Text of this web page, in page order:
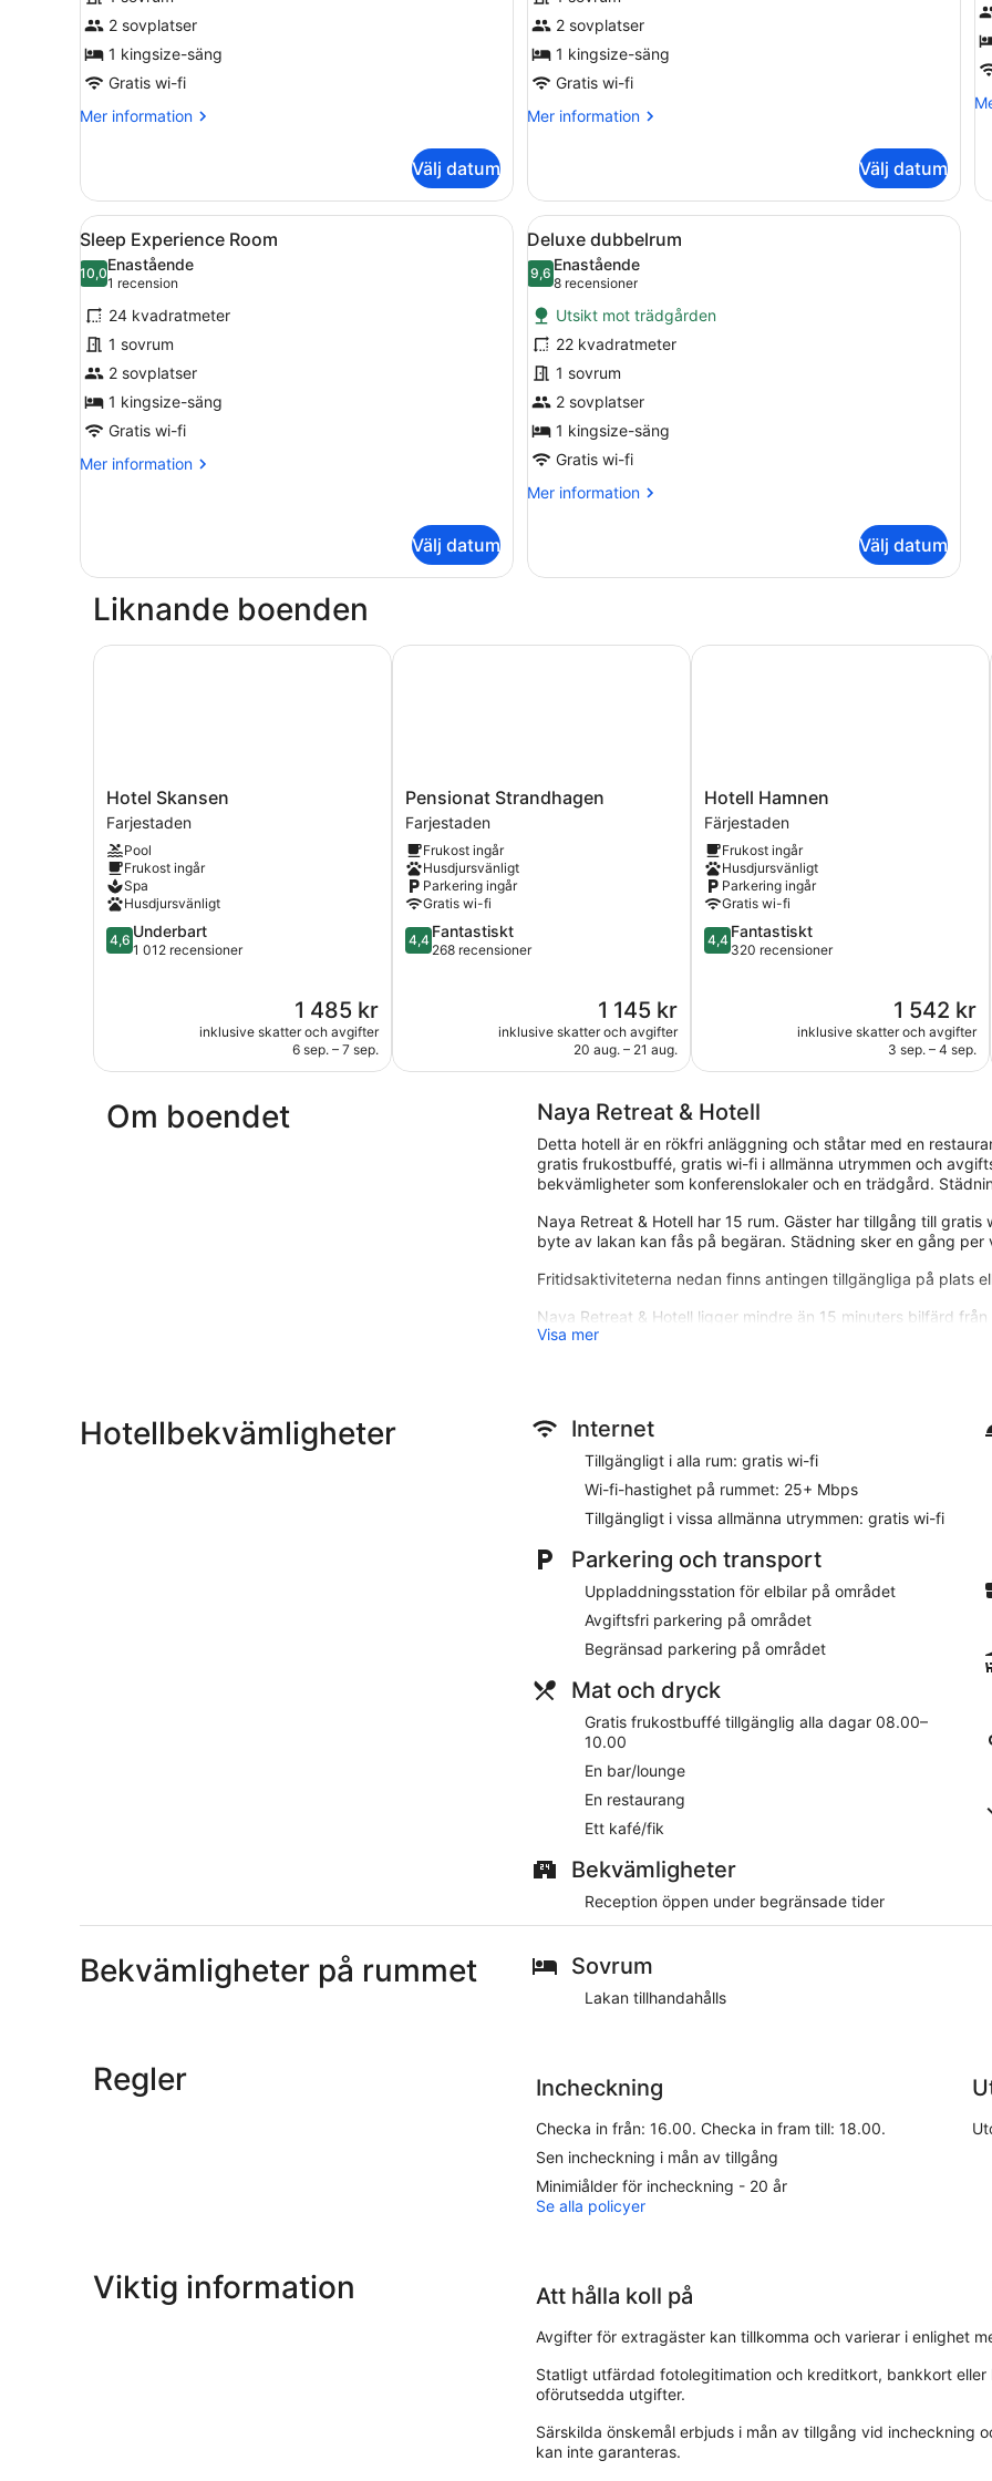
dubbelrum
2 sovplatser
1 kingsize-säng
Gratis wi-fi
Mer information
Mer
dubbelrum
Välj datum
dubbelrum
-
utsikt
mot
innergården
2 sovplatser
1 kingsize-säng
Gratis wi-fi
Mer information
Mer
dubbelrum
utsikt
innergården
Välj datum
-
Öppna
alla
foton
för
Sleep
Experience
Room
Ett sovrum med en stor säng, ett nattduksbord, ett element och utsikt över omgivningen.
3
Sleep Experience Room
10,010,0 av 10
Enastående
1 recension
(1 recension)
24 kvadratmeter
1 sovrum
2 sovplatser
1 kingsize-säng
Gratis wi-fi
Mer information
Mer
Room
Välj datum
Öppna
alla
foton
för
Deluxe
dubbelrum
En person sitter på en säng med
2
Deluxe dubbelrum
9,69,6 av 10
Enastående
8 recensioner
(8 recensioner)
Utsikt mot trädgården
22 kvadratmeter
1 sovrum
2 sovplatser
1 kingsize-säng
Gratis wi-fi
Mer information
Mer
dubbelrum
Välj datum
Liknande boenden
Hotel
Skansen
Farjestaden
Hotel Skansen
Farjestaden
Pool
Frukost ingår
Spa
Husdjursvänligt
4.6
av
4,6 Underbart
1 012 recensioner
Priset
är
1 485 kr
1 485 kr
inklusive skatter och avgifter
6 sep. – 7 sep.
Hotel Skansen
Pensionat
Strandhagen
Farjestaden
Pensionat Strandhagen
Farjestaden
Frukost ingår
Husdjursvänligt
Parkering ingår
Gratis wi-fi
4.4
av
4,4 Fantastiskt
268 recensioner
Priset
är
1 145 kr
1 145 kr
inklusive skatter och avgifter
20 aug. – 21 aug.
Pensionat Strandhagen
Hotell
Hamnen
Färjestaden
Hotell Hamnen
Färjestaden
Frukost ingår
Husdjursvänligt
Parkering ingår
Gratis wi-fi
4.4
av
4,4 Fantastiskt
320 recensioner
Priset
är
1 542 kr
1 542 kr
inklusive skatter och avgifter
3 sep. – 4 sep.
Hotell Hamnen
Om boendet Naya Retreat & Hotell
Detta hotell är en rökfri anläggning och ståtar med en
gratis frukostbuffé, gratis wi-fi i allmänna utrymmen och
bekvämligheter som konferenslokaler och en trädgård.
Naya Retreat & Hotell har 15 rum. Gäster har tillgång till
byte av lakan kan fås på begäran. Städning sker en gång per
Fritidsaktiviteterna nedan finns antingen tillgängliga på plats
Naya Retreat & Hotell ligger mindre än 15 minuters bilfärd
rum ståtar med gratis frukost, gratis wi-fi på rummet och
restaurangen och ta en drink i deras bar. Ladda med energi
Gäster på Naya Retreat & Hotell har tillgång till gratis wi-fi i
du kör har du tillgång till avgiftsfri parkering. Personalen
receptionstjänster under begränsade tider.
Det finns restaurang på plats, men även kafé. Du kan njuta
dagligen. Gratis wi-fi finns i allmänna utrymmen.
Möteslokaler på detta hotell är 30 kvadratmeter och här finns
Detta hotell i Mörbylånga tillåter inte rökning.
Gäster kan äta gratis frukostbuffé dagligen från 08.00 till
Naya Retreat & Hotell har en restaurang.
Visa mer
Hotellbekvämligheter Internet
Tillgängligt i alla rum: gratis wi-fi
Wi-fi-hastighet på rummet: 25+ Mbps
Tillgängligt i vissa allmänna utrymmen: gratis wi-fi
Parkering och transport
Uppladdningsstation för elbilar på området
Avgiftsfri parkering på området
Begränsad parkering på området
Mat och dryck
Gratis frukostbuffé tillgänglig alla dagar 08.00–
10.00
En bar/lounge
En restaurang
Ett kafé/fik
Bekvämligheter
Reception öppen under begränsade tider
Bekvämligheter på rummet Sovrum
Lakan tillhandahålls
Regler Incheckning
Checka in från: 16.00. Checka in fram till: 18.00.
Sen incheckning i mån av tillgång
Minimiålder för incheckning - 20 år
Se alla policyer
Viktig information Att hålla koll på
Avgifter för extragäster kan tillkomma och varierar i enlighet
Statligt utfärdad fotolegitimation och kreditkort, bankkort
oförutsedda utgifter.
Särskilda önskemål erbjuds i mån av tillgång vid incheckning
kan inte garanteras.